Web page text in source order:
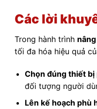
Các lời
Trong hành trình
tối đa hóa hiệu quả
Chọn đúng thiết
đối tượng người
Lên kế hoạch phù